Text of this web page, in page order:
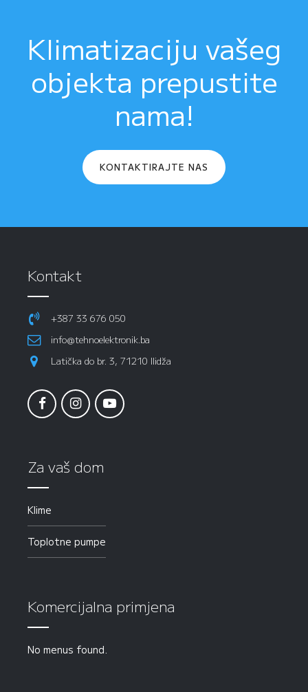
Klimatizaciju vašeg
objekta prepustite
nama!
KONTAKTIRAJTE NAS
Kontakt
+387 33 676 050
info@tehnoelektronik.ba
Latička do br. 3, 71210 Ilidža
Za vaš dom
Klime
Toplotne pumpe
Komercijalna primjena
No menus found.